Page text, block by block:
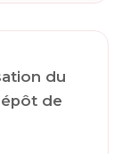
du
de